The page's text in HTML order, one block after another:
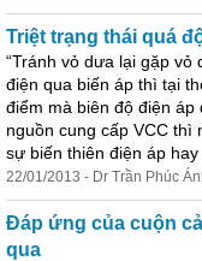
Triệt trạng thái quá
“Tránh vỏ dưa lại gặp vỏ
điện qua biến áp thì tại
điểm mà biên độ điện
nguồn cung cấp VCC thì
sự biến thiên điện áp hay
22/01/2013 - Dr Trần Phúc
Đáp ứng của cuộn
qua